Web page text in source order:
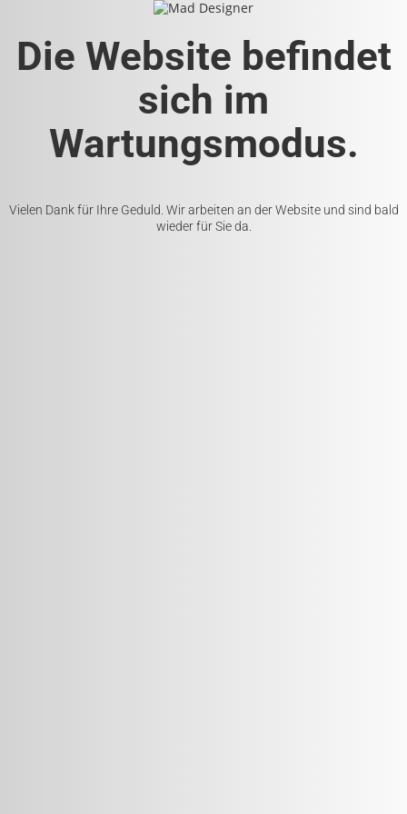
Die Website befindet
sich im
Wartungsmodus.
Vielen Dank für Ihre Geduld. Wir arbeiten an der Website und sind bald
wieder für Sie da.